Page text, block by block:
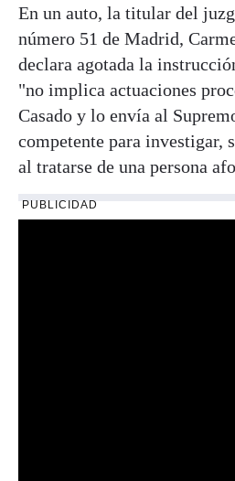
En un auto, la titular del
número 51 de Madrid,
declara agotada la
"no implica actuaciones
Casado y lo envía al
competente para investigar,
al tratarse de una persona
PUBLICIDAD